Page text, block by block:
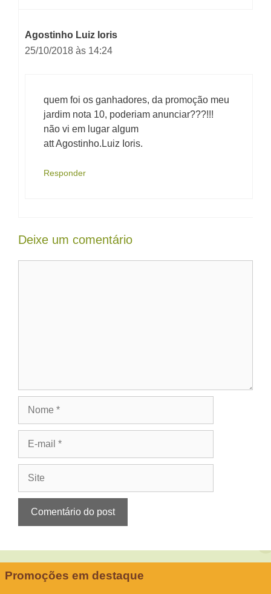
Agostinho Luiz Ioris
25/10/2018 às 14:24
quem foi os ganhadores, da promoção meu
jardim nota 10, poderiam anunciar???!!!
não vi em lugar algum
att Agostinho.Luiz Ioris.
Responder
Deixe um comentário
Promoções em destaque